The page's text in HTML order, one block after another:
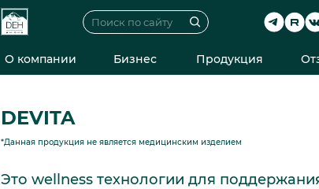
О компании Бизнес Продукция
DEVITA
*Данная продукция не является медицинским изделием
Это wellness технологии для